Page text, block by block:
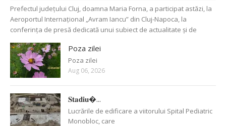
Prefectul județului Cluj, doamna Maria Forna, a participat astăzi, la
Aeroportul Internațional „Avram Iancu” din Cluj-Napoca, la
conferința de presă dedicată unui subiect de actualitate și de
Poza zilei
Poza zilei
Aug 06, 2026
𝐒𝐭𝐚𝐝𝐢𝐮�...
Lucrările de edificare a viitorului Spital Pediatric
Monobloc, care